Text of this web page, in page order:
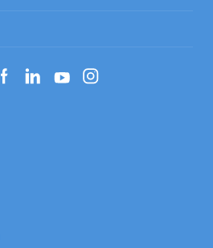
FacebookLinkedInYouTubeInstagram